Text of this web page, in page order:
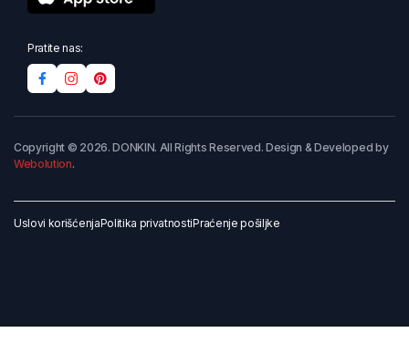
Pratite nas:
Copyright © 2026. DONKIN. All Rights Reserved. Design & Developed by
Webolution.
Uslovi korišćenjaPolitika privatnostiPraćenje pošiljke